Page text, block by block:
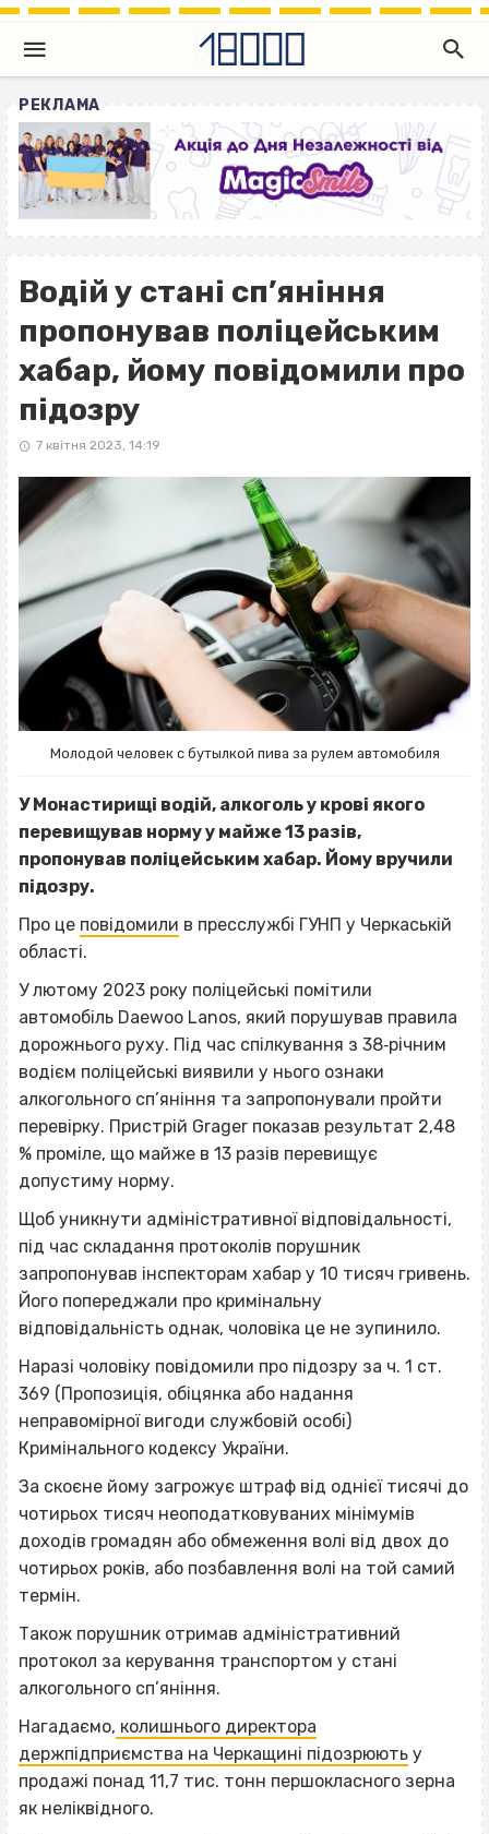
РЕКЛАМА
Водій у стані cп’яніння
пропонував поліцейським
хабар, йому повідомили про
підозру
7 квітня 2023, 14:19
Молодой человек с бутылкой пива за рулем автомобиля
У Монастирищі водій, алкоголь у крові якого
перевищував норму у майже 13 разів,
пропонував поліцейським хабар. Йому вручили
підозру.
Про це повідомили в пресслужбі ГУНП у Черкаській
області.
У лютому 2023 року поліцейські помітили
автомобіль Daewoo Lanos, який порушував правила
дорожнього руху. Під час спілкування з 38‐річним
водієм поліцейські виявили у нього ознаки
алкогольного сп’яніння та запропонували пройти
перевірку. Пристрій Grager показав результат 2,48
% проміле, що майже в 13 разів перевищує
допустиму норму.
Щоб уникнути адміністративної відповідальності,
під час складання протоколів порушник
запропонував інспекторам хабар у 10 тисяч гривень.
Його попереджали про кримінальну
відповідальність однак, чоловіка це не зупинило.
Наразі чоловіку повідомили про підозру за ч. 1 ст.
369 (Пропозиція, обіцянка або надання
неправомірної вигоди службовій особі)
Кримінального кодексу України.
За скоєне йому загрожує штраф від однієї тисячі до
чотирьох тисяч неоподатковуваних мінімумів
доходів громадян або обмеження волі від двох до
чотирьох років, або позбавлення волі на той самий
термін.
Також порушник отримав адміністративний
протокол за керування транспортом у стані
алкогольного сп’яніння.
Нагадаємо, колишнього директора
держпідприємства на Черкащині підозрюють у
продажі понад 11,7 тис. тонн першокласного зерна
як неліквідного.